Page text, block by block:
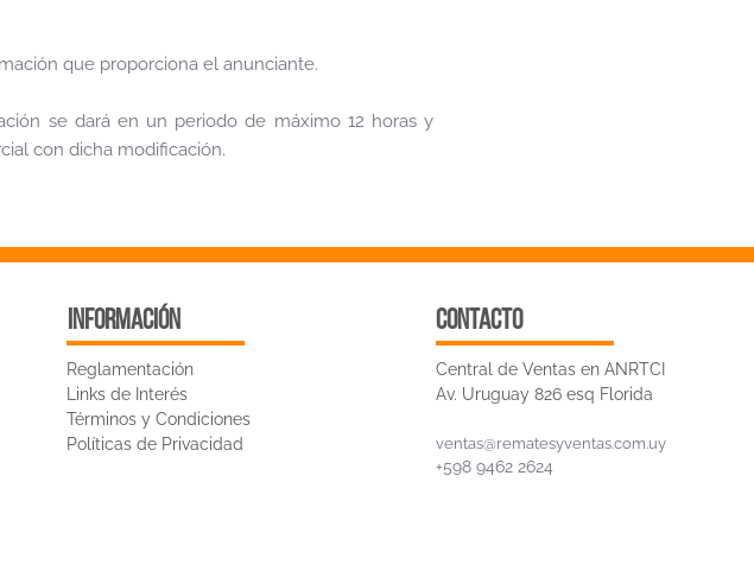
que proporciona el anunciante.
se dará en un periodo de máximo 12 horas y
con dicha modificación.
INFORMACIÓN
Reglamentación
Links de Interés
Términos y Condiciones
Políticas de Privacidad
CONTACTO
Central de Ventas en ANRTCI
Av. Uruguay 826 esq Florida
ventas@rematesyventas.com.uy
+598 9462 2624